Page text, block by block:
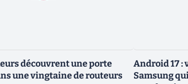
découvrent une porte
une vingtaine de routeurs
Android 17 :
Samsung